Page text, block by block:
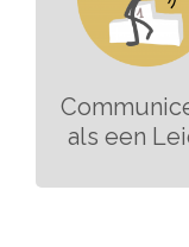
als een